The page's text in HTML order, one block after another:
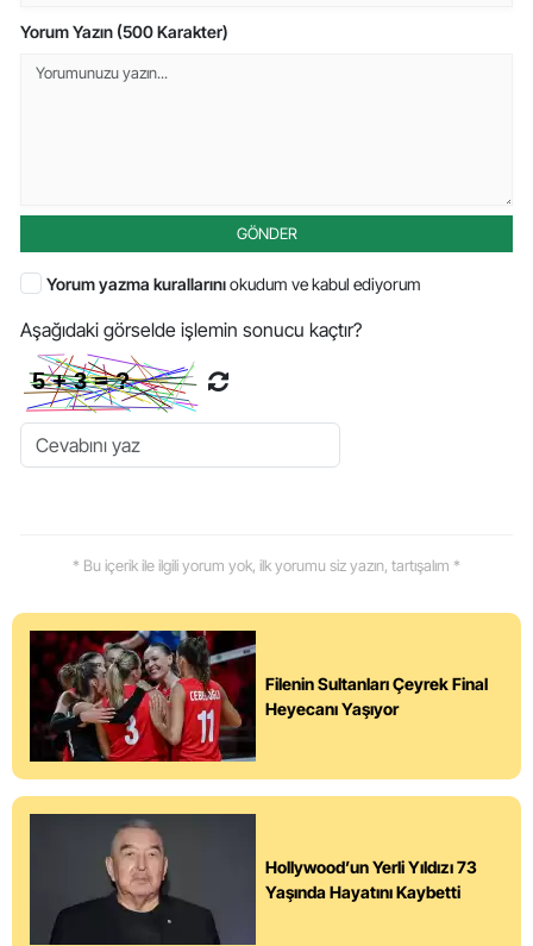
Yorum Yazın (500 Karakter)
GÖNDER
Yorum yazma kurallarınıokudum ve kabul ediyorum
Aşağıdaki görselde işlemin sonucu kaçtır?
* Bu içerik ile ilgili yorum yok, ilk yorumu siz yazın, tartışalım *
Filenin Sultanları Çeyrek Final
Heyecanı Yaşıyor
Hollywood’un Yerli Yıldızı 73
Yaşında Hayatını Kaybetti